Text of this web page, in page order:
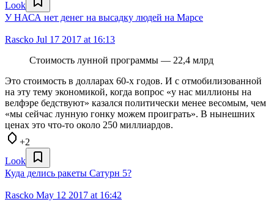
Look
У НАСА нет денег на высадку людей на Марсе
Rascko Jul 17 2017 at 16:13
Стоимость лунной программы — 22,4 млрд
Это стоимость в долларах 60-х годов. И с отмобилизованной
на эту тему экономикой, когда вопрос «у нас миллионы на
велфэре бедствуют» казался политически менее весомым, чем
«мы сейчас лунную гонку можем проиграть». В нынешних
ценах это что-то около 250 миллиардов.
+2
Look
Куда делись ракеты Сатурн 5?
Rascko May 12 2017 at 16:42